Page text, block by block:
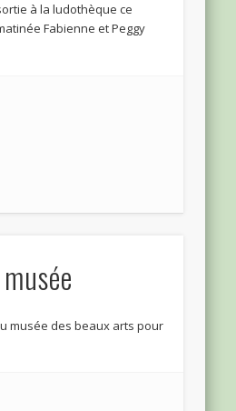
à la ludothèque ce
Fabienne et Peggy
musée des beaux arts pour